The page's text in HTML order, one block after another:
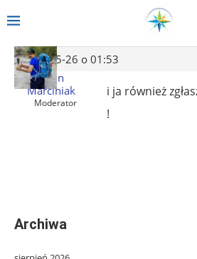
2012-05-26 o 01:53
Albin
Marciniak
Moderator
i ja również
!
Archiwa